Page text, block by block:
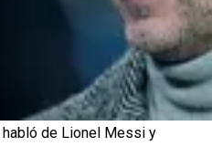
habló de Lionel Messi y